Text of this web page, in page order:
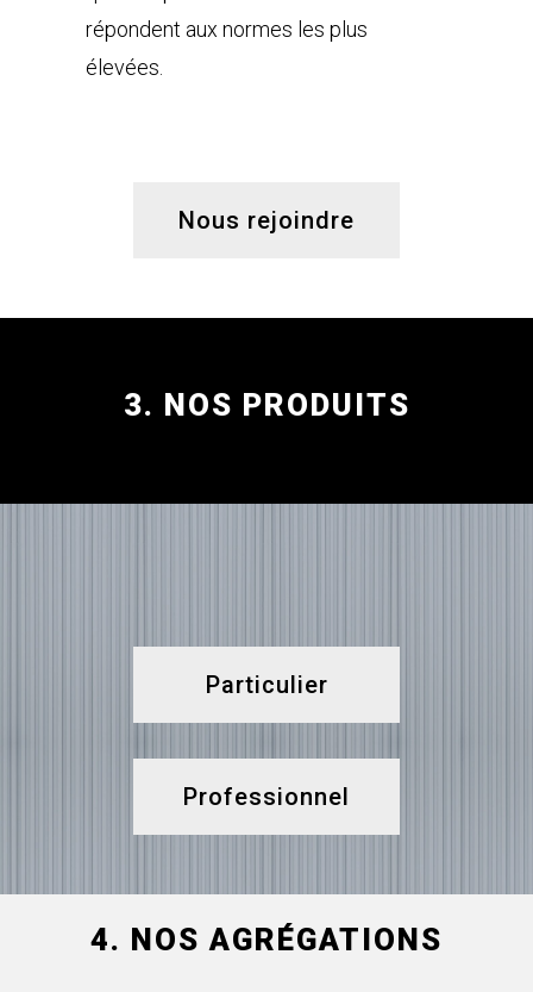
répondent aux normes les plus
élevées.
Nous rejoindre
3. NOS PRODUITS
Particulier
Professionnel
4. NOS AGRÉGATIONS